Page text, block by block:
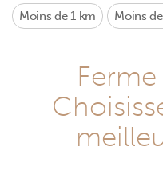
Moins de 1 km Moins